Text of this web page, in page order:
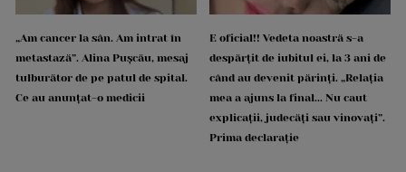
„Am cancer la sân. Am intrat în
metastază”. Alina Pușcău, mesaj
tulburător de pe patul de spital.
Ce au anunțat-o medicii
E oficial!! Vedeta noastră s-a
despărțit de iubitul ei, la 3 ani de
când au devenit părinți. „Relația
mea a ajuns la final... Nu caut
explicații, judecăți sau vinovați”.
Prima declarație